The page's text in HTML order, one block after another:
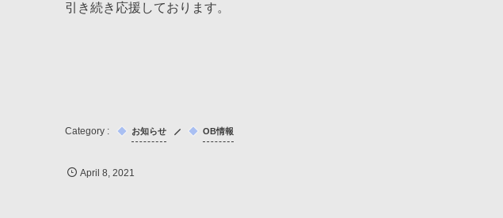
引き続き応援しております。
お知らせ OB情報
April 8 ,2021